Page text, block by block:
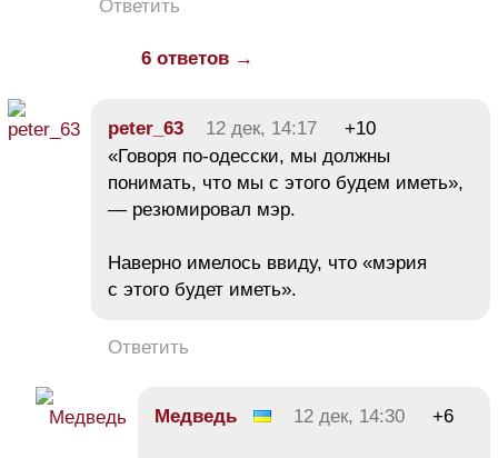
Ответить
6 ответов →
peter_63 12 дек, 14:17
+10
«Говоря по-одесски, мы должны
понимать, что мы с этого будем иметь»,
— резюмировал мэр.
Наверно имелось ввиду, что «мэрия
с этого будет иметь».
Ответить
Медведь 12 дек, 14:30 +6